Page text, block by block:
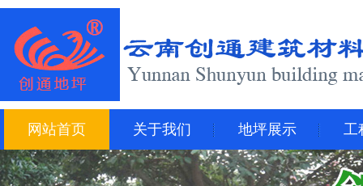
网站首页 关于我们 地坪展示 工